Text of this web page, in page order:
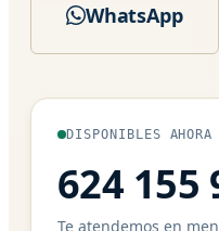
WhatsApp
DISPONIBLES AHORA
624 155
Te atendemos en